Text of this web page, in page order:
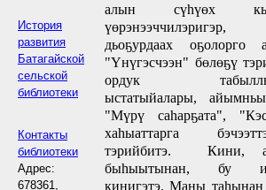
История
развития
Батагайской
сельской
библиотеки
Контакты
библиотеки
Адрес:
678361,
алын сүһүөх
үөрэнээччилэригэр,
дьоҕурдаах оҕолорго
"Үнүгэсчээн" бөлөҕү
ордук
ыстатыйалары,
"Мүрү саһарҕата",
хаһыаттарга
тэрийбитэ. Кини,
быһыытынан, бу
кинигэтэ. Маны таһынан